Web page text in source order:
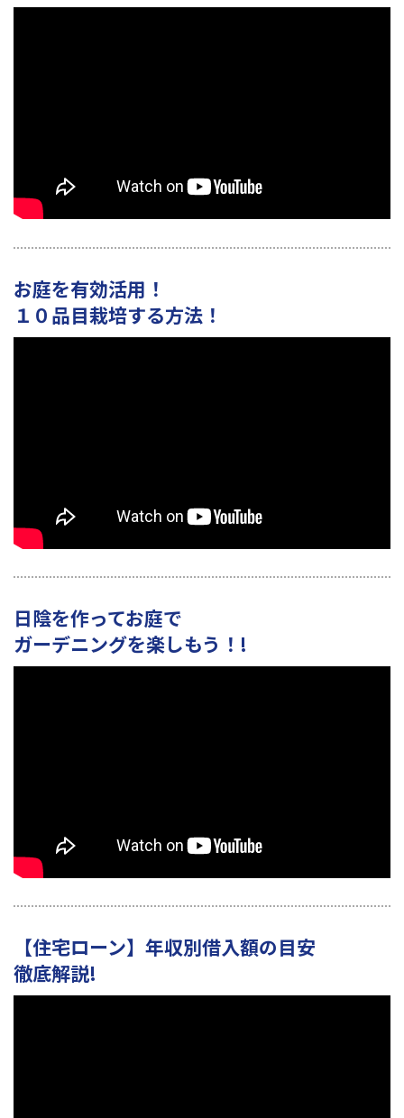
お庭を有効活用！
１０品目栽培する方法！
日陰を作ってお庭で
ガーデニングを楽しもう！!
【住宅ローン】年収別借入額の目安
徹底解説!